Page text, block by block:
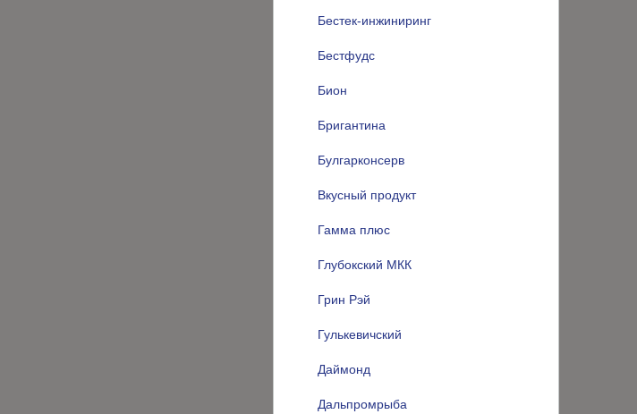
Бестек-инжиниринг
Бестфудс
Бион
Бригантина
Булгарконсерв
Вкусный продукт
Гамма плюс
Глубокский МКК
Грин Рэй
Гулькевичский
Даймонд
Дальпромрыба